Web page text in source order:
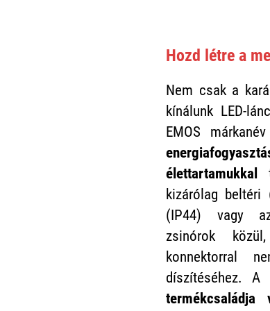
Hozd létre a
Nem csak a
kínálunk LED-
EMOS
élettartamukkal
kizárólag
(IP44) vagy
zsinórok
konnektorral
díszítéséhez. A